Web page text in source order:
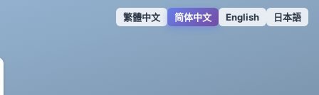
繁體中文 简体中文 English 日本語